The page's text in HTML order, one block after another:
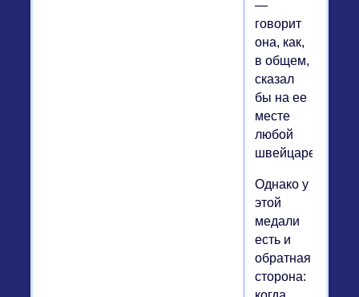
—
говорит
она, как,
в общем,
сказал
бы на ее
месте
любой
швейцарец.
Однако у
этой
медали
есть и
обратная
сторона: